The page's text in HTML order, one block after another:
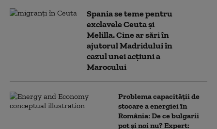
Spania se teme pentru
exclavele Ceuta și
Melilla. Cine ar sări în
ajutorul Madridului în
cazul unei acțiuni a
Marocului
Problema capacității de
stocare a energiei în
România: De ce bulgarii
pot și noi nu? Expert: